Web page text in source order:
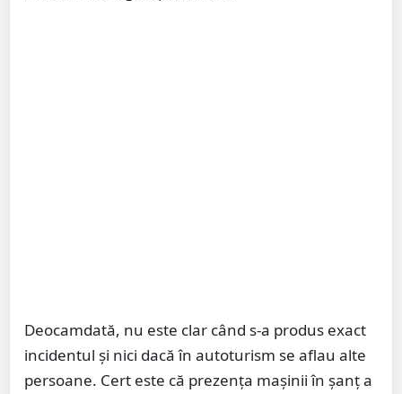
Deocamdată, nu este clar când s-a produs exact
incidentul și nici dacă în autoturism se aflau alte
persoane. Cert este că prezența mașinii în șanț a